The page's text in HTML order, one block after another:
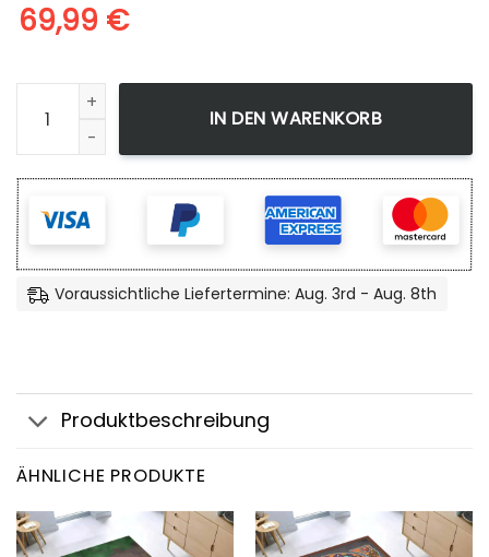
69,99 €
Minecraft Berg-biom Planet Minecraft Teppich, Gaming
IN DEN WARENKORB
Voraussichtliche Liefertermine: Aug. 3rd - Aug. 8th
Produktbeschreibung
ÄHNLICHE PRODUKTE